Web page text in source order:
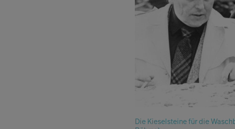
Die Kieselsteine für die